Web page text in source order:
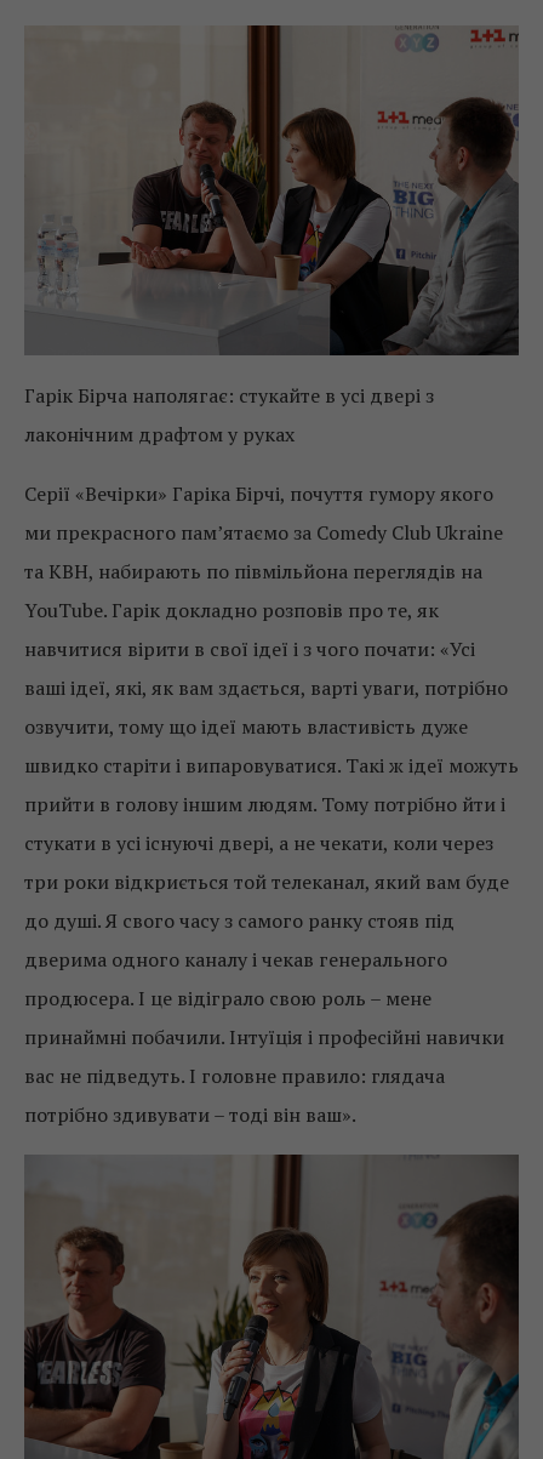
Гарік Бірча наполягає: стукайте в усі двері з
лаконічним драфтом у руках
Серії «Вечірки» Гаріка Бірчі, почуття гумору якого
ми прекрасного пам’ятаємо за Comedy Club Ukraine
та КВН, набирають по півмільйона переглядів на
YouTube. Гарік докладно розповів про те, як
навчитися вірити в свої ідеї і з чого почати: «Усі
ваші ідеї, які, як вам здається, варті уваги, потрібно
озвучити, тому що ідеї мають властивість дуже
швидко старіти і випаровуватися. Такі ж ідеї можуть
прийти в голову іншим людям. Тому потрібно йти і
стукати в усі існуючі двері, а не чекати, коли через
три роки відкриється той телеканал, який вам буде
до душі. Я свого часу з самого ранку стояв під
дверима одного каналу і чекав генерального
продюсера. І це відіграло свою роль – мене
принаймні побачили. Інтуїція і професійні навички
вас не підведуть. І головне правило: глядача
потрібно здивувати – тоді він ваш».